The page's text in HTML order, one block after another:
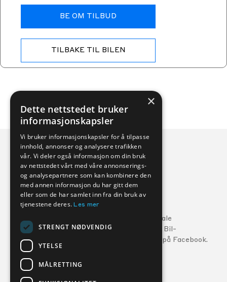
BE OM TILBUD
TILBAKE TIL BILEN
Veihjelp:
MG: 22 22 27 15
Volvo: 800 30 060
Følg din lokale
Kverneland Bil-
forhandler på Facebook.
FORHANDLERE
×
Dette nettstedet bruker
informasjonskapsler
Vi bruker informasjonskapsler for å tilpasse
innhold, annonser og analysere trafikken
vår. Vi deler også informasjon om din bruk
av nettstedet vårt med våre annonserings-
og analysepartnere som kan kombinere den
med annen informasjon du har gitt dem
eller som de har samlet inn fra din bruk av
tjenestene deres.Les mer
STRENGT NØDVENDIG
YTELSE
MÅLRETTING